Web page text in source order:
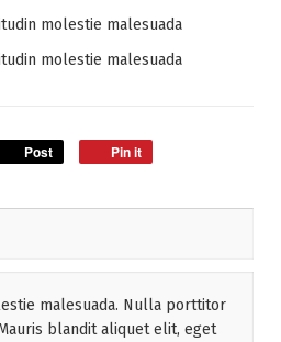
molestie malesuada
molestie malesuada
Post Pin it
malesuada. Nulla porttitor
blandit aliquet elit, eget